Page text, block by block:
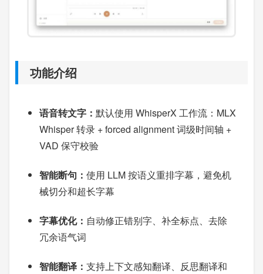
功能介绍
语音转文字： 默认使用 WhisperX 工作流：MLX
Whisper 转录 + forced alignment 词级时间轴 +
VAD 保守校验
智能断句： 使用 LLM 按语义重排字幕，避免机
械切分和超长字幕
字幕优化： 自动修正错别字、补全标点、去除
冗余语气词
智能翻译： 支持上下文感知翻译、反思翻译和